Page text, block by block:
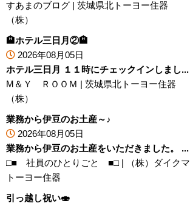
すあまのブログ | 茨城県北トーヨー住器
（株）
🏨ホテル三日月②🏨
2026年08月05日
ホテル三日月 １１時にチェックインしまし...
M＆Ｙ ＲＯＯＭ | 茨城県北トーヨー住器
（株）
業務から伊豆のお土産～♪
2026年08月05日
業務から伊豆のお土産をいただきました。 ...
□■ 社員のひとりごと ■□ |
（株）ダイクマ
トーヨー住器
引っ越し祝い🍣